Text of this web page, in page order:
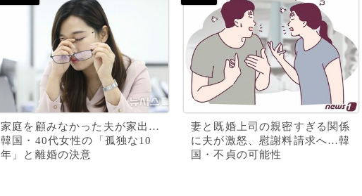
家庭を顧みなかった夫が家出…
韓国・40代女性の「孤独な10
年」と離婚の決意
妻と既婚上司の親密すぎる関係
に夫が激怒、慰謝料請求へ…韓
国・不貞の可能性